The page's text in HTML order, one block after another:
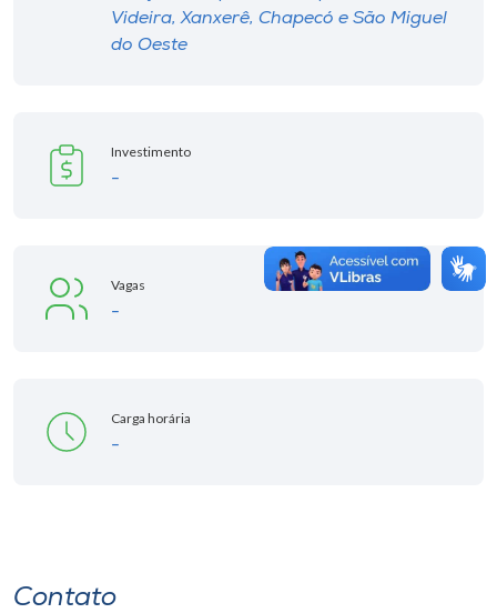
Videira, Xanxerê, Chapecó e São Miguel
do Oeste
Investimento
-
Vagas
-
Carga horária
-
Contato